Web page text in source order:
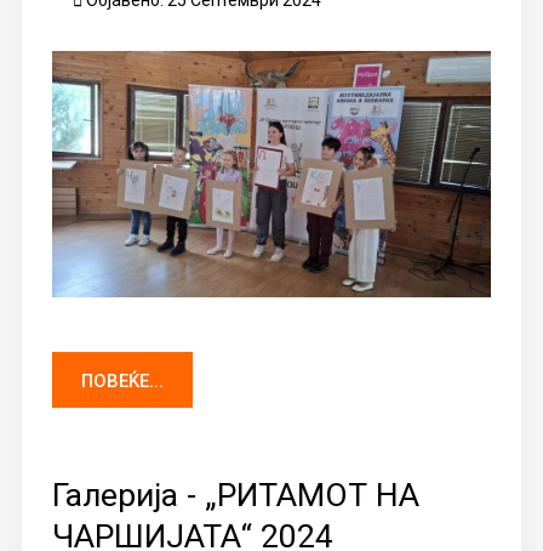
ПОВЕЌЕ...
Галерија - „РИТАМОТ НА
ЧАРШИЈАТА“ 2024